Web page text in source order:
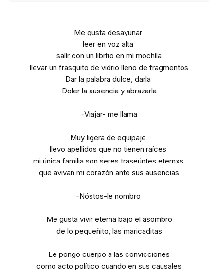
Me gusta desayunar
leer en voz alta
salir con un librito en mi mochila
llevar un frasquito de vidrio lleno de fragmentos
Dar la palabra dulce, darla
Doler la ausencia y abrazarla
-Viajar- me llama
Muy ligera de equipaje
llevo apellidos que no tienen raíces
mi única familia son seres traseúntes eternxs
que avivan mi corazón ante sus ausencias
-Nóstos-le nombro
Me gusta vivir eterna bajo el asombro
de lo pequeñito, las maricaditas
Le pongo cuerpo a las convicciones
como acto político cuando en sus causales